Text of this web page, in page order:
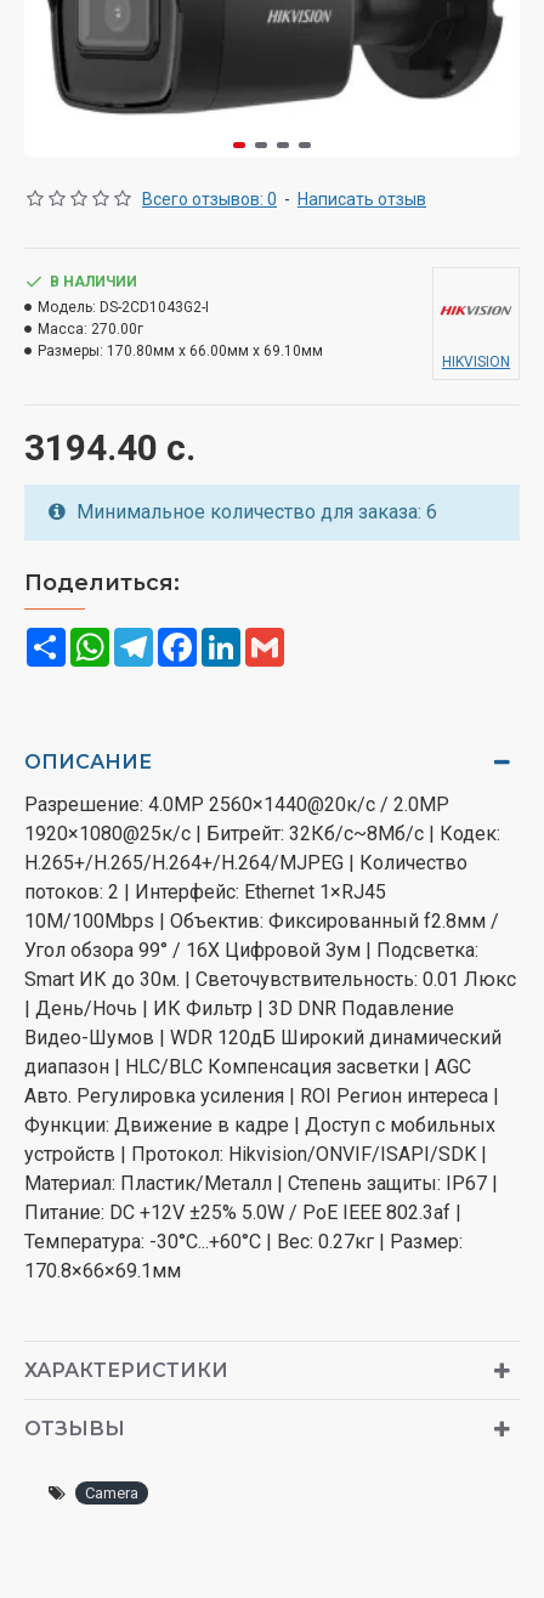
Всего отзывов: 0 - Написать отзыв
3194.40 с.
В НАЛИЧИИ
Модель: DS-2CD1043G2-I
Масса: 270.00г
Размеры: 170.80мм x 66.00мм x 69.10мм
HIKVISION
Минимальное количество для заказа: 6
Поделиться:
Share WhatsAppTelegramFacebook
LinkedIn
ОПИСАНИЕ
Разрешение: 4.0MP 2560×1440@20к/с / 2.0MP
1920×1080@25к/с | Битрейт: 32Кб/с~8Мб/с | Кодек:
H.265+/H.265/H.264+/H.264/MJPEG | Количество
потоков: 2 | Интерфейс: Ethernet 1×RJ45
10M/100Mbps | Объектив: Фиксированный f2.8мм /
Угол обзора 99° / 16X Цифровой Зум | Подсветка:
Smart ИК до 30м. | Светочувствительность: 0.01 Люкс
| День/Ночь | ИК Фильтр | 3D DNR Подавление
Видео-Шумов | WDR 120дБ Широкий динамический
диапазон | HLC/BLC Компенсация засветки | AGC
Авто. Регулировка усиления | ROI Регион интереса |
Функции: Движение в кадре | Доступ с мобильных
устройств | Протокол: Hikvision/ONVIF/ISAPI/SDK |
Материал: Пластик/Металл | Степень защиты: IP67 |
Питание: DC +12V ±25% 5.0W / PoE IEEE 802.3af |
Температура: -30°C...+60°C | Вес: 0.27кг | Размер:
170.8×66×69.1мм
ХАРАКТЕРИСТИКИ
ОТЗЫВЫ
Camera